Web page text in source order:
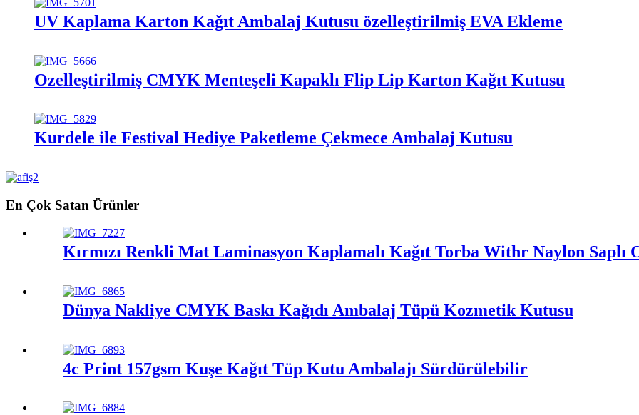
UV Kaplama Karton Kağıt Ambalaj Kutusu özelleştirilmiş EVA Ekleme
Özelleştirilmiş CMYK Menteşeli Kapaklı Flip Lip Karton Kağıt Kutusu
Kurdele ile Festival Hediye Paketleme Çekmece Ambalaj Kutusu
En Çok Satan Ürünler
Kırmızı Renkli Mat Laminasyon Kaplamalı Kağıt Torba Withr Naylon Saplı
Dünya Nakliye CMYK Baskı Kağıdı Ambalaj Tüpü Kozmetik Kutusu
4c Print 157gsm Kuşe Kağıt Tüp Kutu Ambalajı Sürdürülebilir